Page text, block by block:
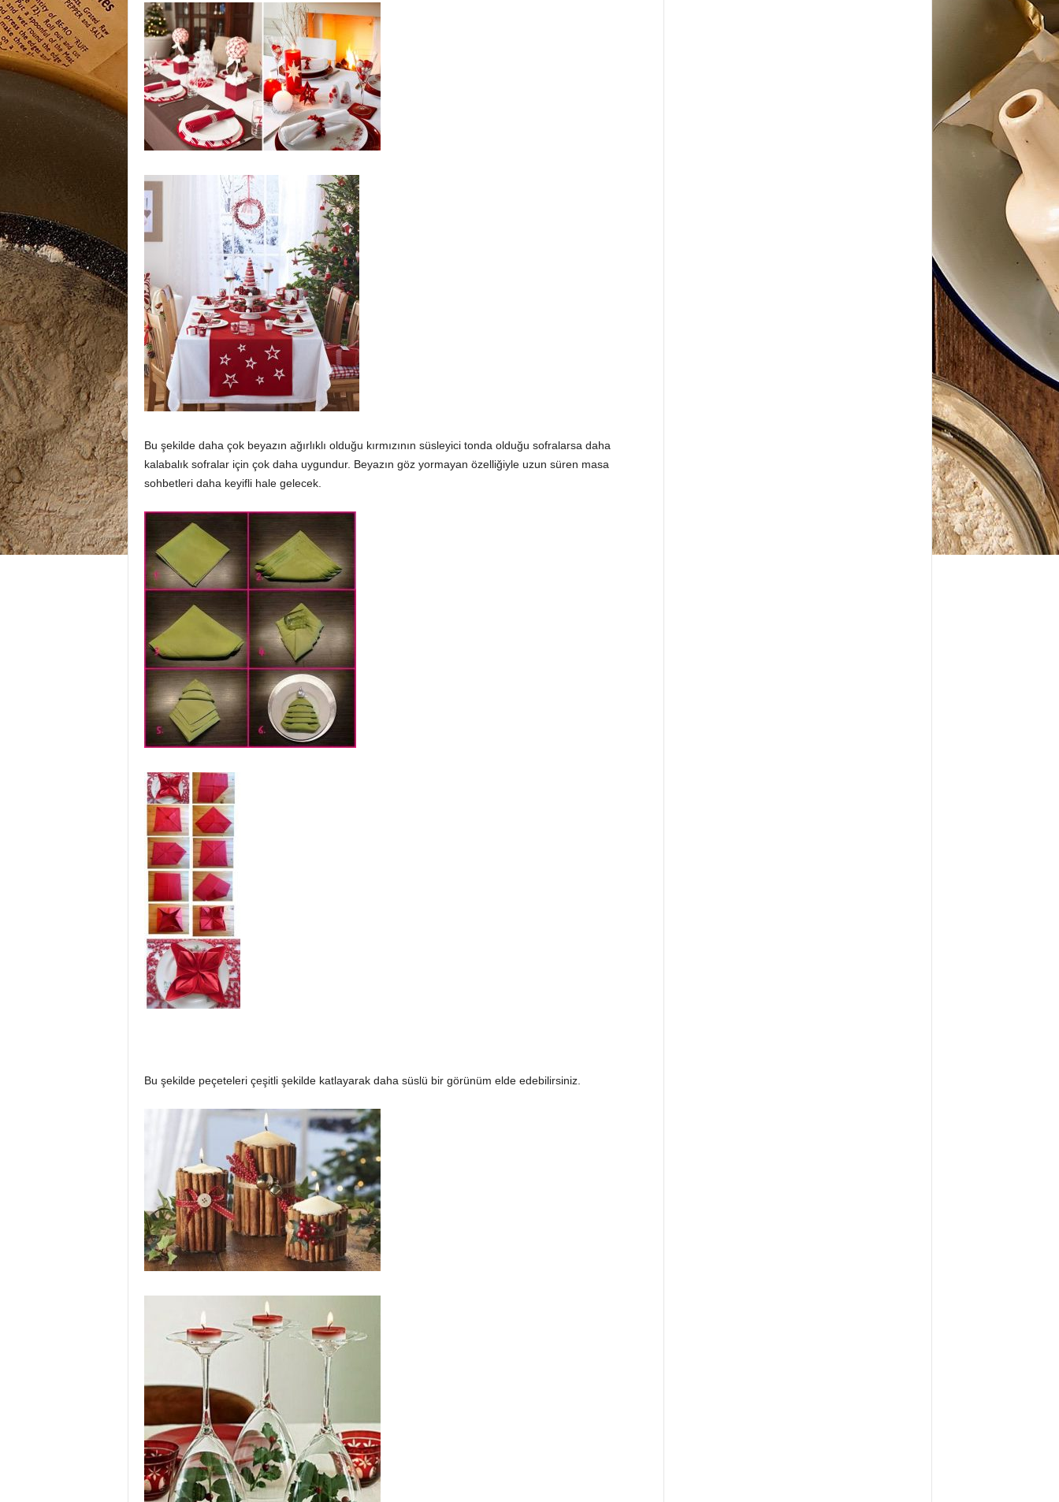
Bu şekilde daha çok beyazın ağırlıklı olduğu kırmızının süsleyici tonda olduğu sofralarsa daha
kalabalık sofralar için çok daha uygundur. Beyazın göz yormayan özelliğiyle uzun süren masa
sohbetleri daha keyifli hale gelecek.
Bu şekilde peçeteleri çeşitli şekilde katlayarak daha süslü bir görünüm elde edebilirsiniz.